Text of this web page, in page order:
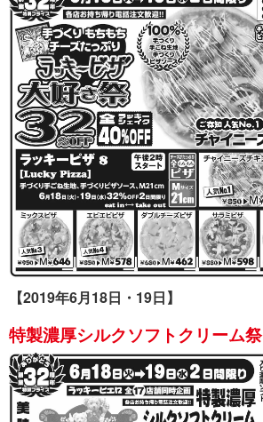
【2019年6月18日・19日】
特製濃厚シルクソフトクリーム祭